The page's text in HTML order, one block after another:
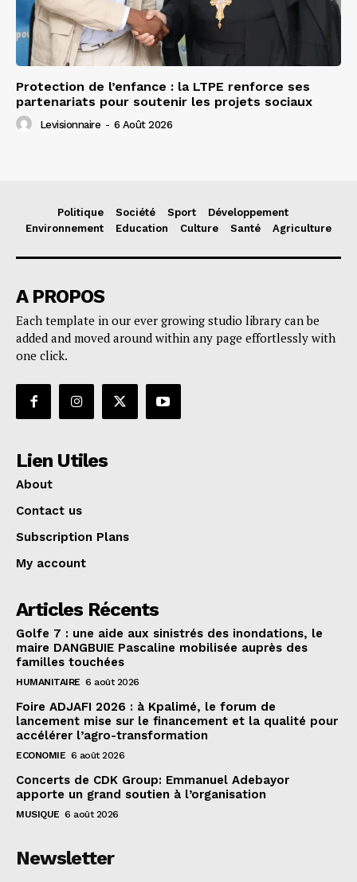
Protection de l’enfance : la LTPE renforce ses
partenariats pour soutenir les projets sociaux
Levisionnaire - 6 Août 2026
Politique Société Sport
Développement
Environnement
Education Culture Santé Agriculture
A PROPOS
Each template in our ever growing studio library can be
added and moved around within any page effortlessly with
one click.
Lien Utiles
About
Contact us
Subscription Plans
My account
Articles Récents
Golfe 7 : une aide aux sinistrés des inondations, le
maire DANGBUIE Pascaline mobilisée auprès des
familles touchées
HUMANITAIRE 6 août 2026
Foire ADJAFI 2026 : à Kpalimé, le forum de
lancement mise sur le financement et la qualité pour
accélérer l’agro-transformation
ECONOMIE 6 août 2026
Concerts de CDK Group: Emmanuel Adebayor
apporte un grand soutien à l’organisation
MUSIQUE 6 août 2026
Newsletter